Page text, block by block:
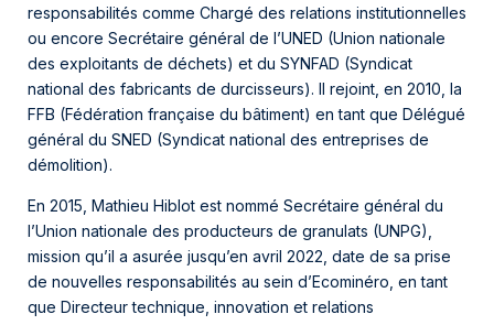
responsabilités comme Chargé des relations institutionnelles
ou encore Secrétaire général de l’UNED (Union nationale
des exploitants de déchets) et du SYNFAD (Syndicat
national des fabricants de durcisseurs). Il rejoint, en 2010, la
FFB (Fédération française du bâtiment) en tant que Délégué
général du SNED (Syndicat national des entreprises de
démolition).
En 2015, Mathieu Hiblot est nommé Secrétaire général du
l’Union nationale des producteurs de granulats (UNPG),
mission qu’il a asurée jusqu’en avril 2022, date de sa prise
de nouvelles responsabilités au sein d’Ecominéro, en tant
que Directeur technique, innovation et relations